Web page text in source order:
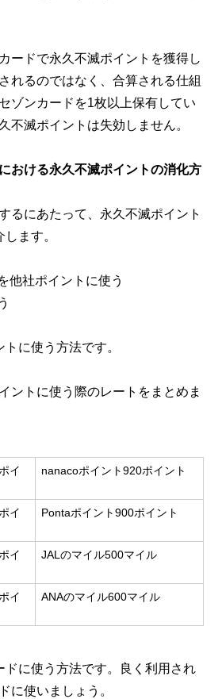
ードで永久不滅ポイントを獲得し
れるのではなく、合算される仕組
ゾンカードを1枚以上保有してい
不滅ポイントは失効しません。
おける永久不滅ポイントの消化方
るにあたって、永久不滅ポイント
ます。
他社ポイントに使う
に使う方法です。
ントに使う際のレートをまとめま
イ
nanacoポイント920ポイント
イ
Pontaポイント900ポイント
イ
JALのマイル500マイル
イ
ANAのマイル600マイル
ドに使う方法です。良く利用され
に使いましょう。